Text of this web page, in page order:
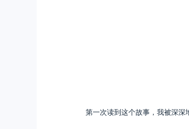
第一次读到这个故事，我被深深